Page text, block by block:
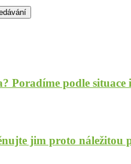
Poradíme podle situace
jim proto náležitou